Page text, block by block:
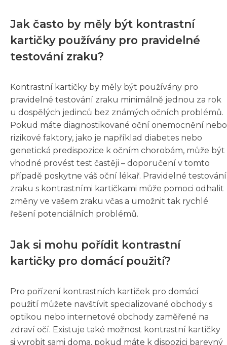
Jak často by měly být kontrastní
kartičky používány pro pravidelné
testování zraku?
Kontrastní kartičky by měly být používány pro
pravidelné testování zraku minimálně jednou za rok
u dospělých jedinců bez známých očních problémů.
Pokud máte diagnostikované oční onemocnění nebo
rizikové faktory, jako je například diabetes nebo
genetická predispozice k očním chorobám, může být
vhodné provést test častěji – doporučení v tomto
případě poskytne váš oční lékař. Pravidelné testování
zraku s kontrastními kartičkami může pomoci odhalit
změny ve vašem zraku včas a umožnit tak rychlé
řešení potenciálních problémů.
Jak si mohu pořídit kontrastní
kartičky pro domácí použití?
Pro pořízení kontrastních kartiček pro domácí
použití můžete navštívit specializované obchody s
optikou nebo internetové obchody zaměřené na
zdraví očí. Existuje také možnost kontrastní kartičky
si vyrobit sami doma, pokud máte k dispozici barevný